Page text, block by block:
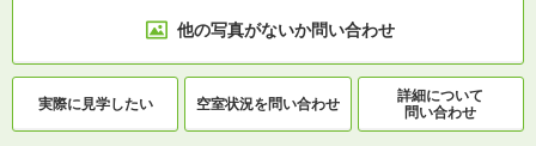
他の写真がないか問い合わせ
実際に見学したい 空室状況を問い合わせ
詳細について
問い合わせ